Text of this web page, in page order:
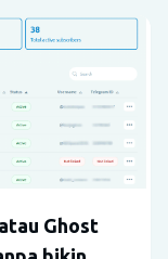
Ghost